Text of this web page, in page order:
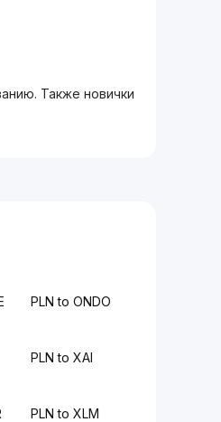
Также новички
PLN to ONDO
PLN to XAI
PLN to XLM